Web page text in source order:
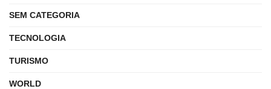
SEM CATEGORIA
TECNOLOGIA
TURISMO
WORLD